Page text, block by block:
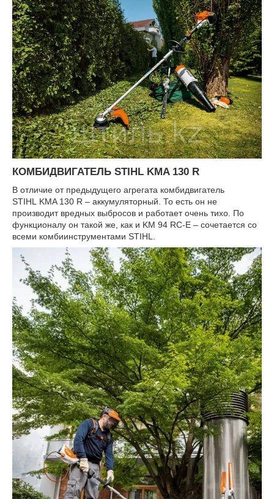
КОМБИДВИГАТЕЛЬ STIHL KMA 130 R
В отличие от предыдущего агрегата комбидвигатель
STIHL KMA 130 R – аккумуляторный. То есть он не
производит вредных выбросов и работает очень тихо. По
функционалу он такой же, как и KM 94 RC-E – сочетается со
всеми комбиинструментами STIHL.